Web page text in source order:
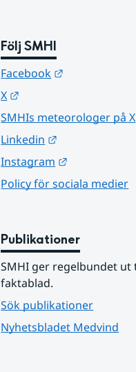
Följ SMHI
Facebook
X
SMHIs meteorologer på X
Linkedin
Instagram
Policy för sociala medier
Publikationer
SMHI ger regelbundet
faktablad.
Sök publikationer
Nyhetsbladet Medvind